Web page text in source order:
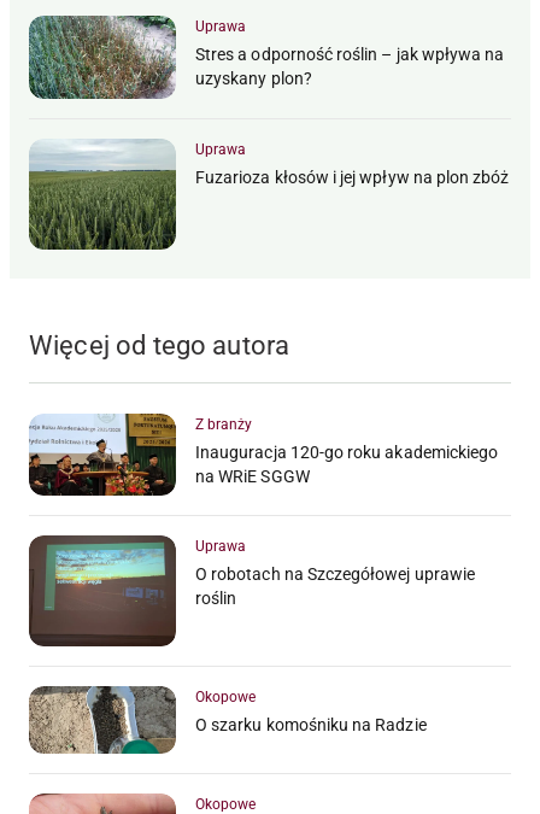
Uprawa
Stres a odporność roślin – jak wpływa na
uzyskany plon?
Uprawa
Fuzarioza kłosów i jej wpływ na plon zbóż
Więcej od tego autora
Z branży
Inauguracja 120-go roku akademickiego
na WRiE SGGW
Uprawa
O robotach na Szczegółowej uprawie
roślin
Okopowe
O szarku komośniku na Radzie
Okopowe